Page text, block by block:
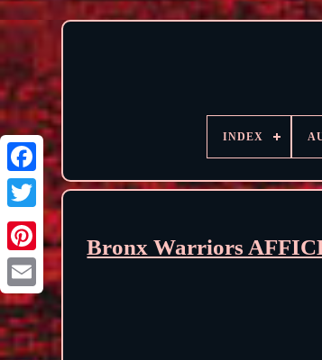
INDEX
Bronx Warriors